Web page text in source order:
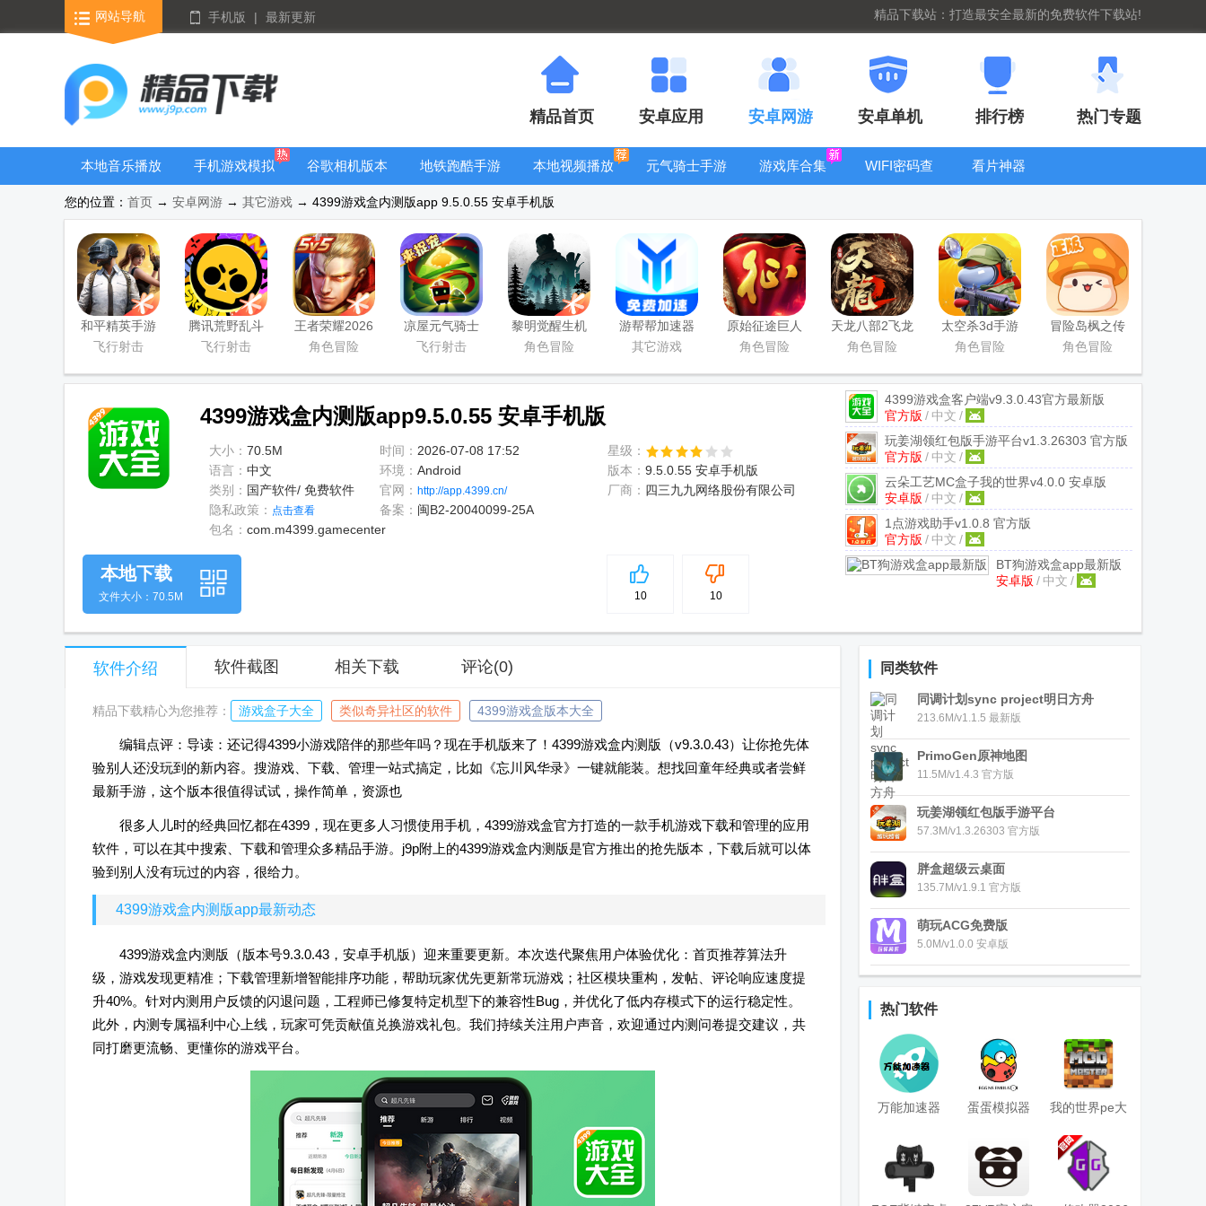
网站导航 手机版 | 最新更新 精品下载站：打造最安全最新的免费软件下载站!
精品首页 安卓应用 安卓网游 安卓单机 排行榜 热门专题
本地音乐播放
手机游戏模拟
器安卓版合集
谷歌相机版本
大全
地铁跑酷手游
本地视频播放
元气骑士手游
游戏库合集
WIFI密码查
看片神器
全
您的位置： 首页 → 安卓网游 → 其它游戏 → 4399游戏盒内测版app 9.5.0.55 安卓手机版
和平精英手游
正式版
飞行射击
腾讯荒野乱斗
官方正版
飞行射击
王者荣耀2026
官方最新版
角色冒险
凉屋元气骑士
官方正版
飞行射击
黎明觉醒生机
腾讯正版
角色冒险
游帮帮加速器
下载安卓
其它游戏
原始征途巨人
网络官服版
角色冒险
天龙八部2飞龙
战天手游
角色冒险
太空杀3d手游
角色冒险
冒险岛枫之传
说手游
角色冒险
4399游戏盒内测版app9.5.0.55 安卓手机版
大小： 70.5M 时间： 2026-07-08 17:52
星级：
语言： 中文 环境： Android 版本： 9.5.0.55 安卓手机版
类别： 国产软件/ 免费软件 官网： http://app.4399.cn/ 厂商： 四三九九网络股份有限公司
隐私政策： 点击查看 备案： 闽B2-20040099-25A
包名： com.m4399.gamecenter
4399游戏盒客户端v9.3.0.43官方最新版
官方版 / 中文 /
玩姜湖领红包版手游平台v1.3.26303 官方版
官方版 / 中文 /
云朵工艺MC盒子我的世界v4.0.0 安卓版
安卓版 / 中文 /
1点游戏助手v1.0.8 官方版
官方版 / 中文 /
BT狗游戏盒app最新版
v4.0.65 安卓版
安卓版 / 中文 /
5
10 10
本地下载
文件大小：70.5M
软件介绍 软件截图 相关下载 评论(0)
精品下载精心为您推荐： 游戏盒子大全 类似奇异社区的软件 4399游戏盒版本大全
编辑点评：导读：还记得4399小游戏陪伴的那些年吗？现在手机版来了！4399游戏盒内测版（v9.3.0.43）让你抢先体
验别人还没玩到的新内容。搜游戏、下载、管理一站式搞定，比如《忘川风华录》一键就能装。想找回童年经典或者尝鲜
最新手游，这个版本很值得试试，操作简单，资源也
很多人儿时的经典回忆都在4399，现在更多人习惯使用手机，4399游戏盒官方打造的一款手机游戏下载和管理的应用
软件，可以在其中搜索、下载和管理众多精品手游。j9p附上的4399游戏盒内测版是官方推出的抢先版本，下载后就可以体
验到别人没有玩过的内容，很给力。
4399游戏盒内测版app最新动态
4399游戏盒内测版（版本号9.3.0.43，安卓手机版）迎来重要更新。本次迭代聚焦用户体验优化：首页推荐算法升
级，游戏发现更精准；下载管理新增智能排序功能，帮助玩家优先更新常玩游戏；社区模块重构，发帖、评论响应速度提
升40%。针对内测用户反馈的闪退问题，工程师已修复特定机型下的兼容性Bug，并优化了低内存模式下的运行稳定性。
此外，内测专属福利中心上线，玩家可凭贡献值兑换游戏礼包。我们持续关注用户声音，欢迎通过内测问卷提交建议，共
同打磨更流畅、更懂你的游戏平台。
同类软件
同调计划sync project明日方舟
213.6M/v1.1.5 最新版
PrimoGen原神地图
11.5M/v1.4.3 官方版
玩姜湖领红包版手游平台
57.3M/v1.3.26303 官方版
胖盒超级云桌面
135.7M/v1.9.1 官方版
萌玩ACG免费版
5.0M/v1.0.0 安卓版
热门软件
万能加速器
器app
蛋蛋模拟器
装器
我的世界pe大
师盒子
(Master for
MCPE)